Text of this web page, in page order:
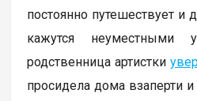
постоянно путешествует
кажутся
родственница артистки
просидела дома взаперти